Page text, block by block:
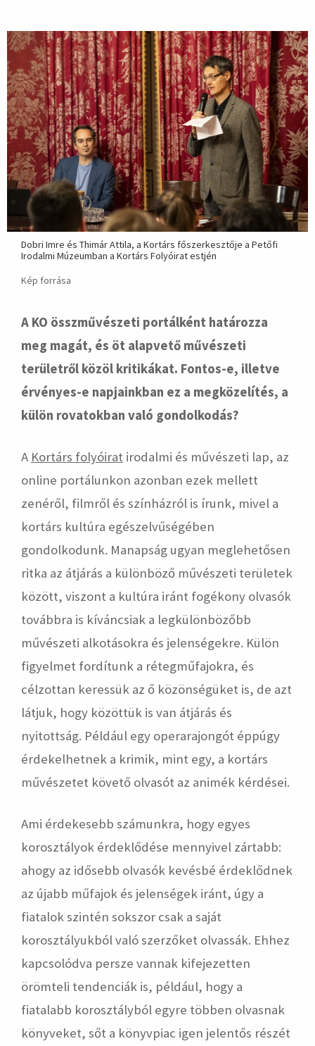
Dobri Imre és Thimár Attila, a Kortárs főszerkesztője a Petőfi
Irodalmi Múzeumban a Kortárs Folyóirat estjén
Kép forrása
A KO összművészeti portálként határozza
meg magát, és öt alapvető művészeti
területről közöl kritikákat. Fontos-e, illetve
érvényes-e napjainkban ez a megközelítés, a
külön rovatokban való gondolkodás?
A Kortárs folyóirat irodalmi és művészeti lap, az
online portálunkon azonban ezek mellett
zenéről, filmről és színházról is írunk, mivel a
kortárs kultúra egészelvűségében
gondolkodunk. Manapság ugyan meglehetősen
ritka az átjárás a különböző művészeti területek
között, viszont a kultúra iránt fogékony olvasók
továbbra is kíváncsiak a legkülönbözőbb
művészeti alkotásokra és jelenségekre. Külön
figyelmet fordítunk a rétegműfajokra, és
célzottan keressük az ő közönségüket is, de azt
látjuk, hogy közöttük is van átjárás és
nyitottság. Például egy operarajongót éppúgy
érdekelhetnek a krimik, mint egy, a kortárs
művészetet követő olvasót az animék kérdései.
Ami érdekesebb számunkra, hogy egyes
korosztályok érdeklődése mennyivel zártabb:
ahogy az idősebb olvasók kevésbé érdeklődnek
az újabb műfajok és jelenségek iránt, úgy a
fiatalok szintén sokszor csak a saját
korosztályukból való szerzőket olvassák. Ehhez
kapcsolódva persze vannak kifejezetten
örömteli tendenciák is, például, hogy a
fiatalabb korosztályból egyre többen olvasnak
könyveket, sőt a könyvpiac igen jelentős részét